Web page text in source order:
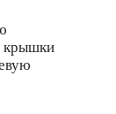
крышки